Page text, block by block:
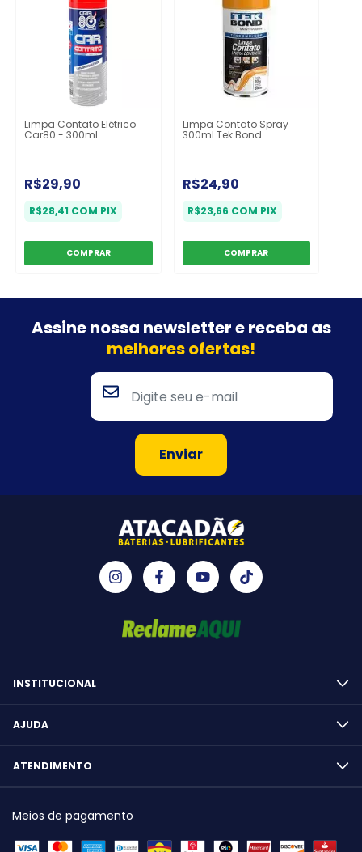
Limpa Contato Elétrico
Car80 - 300ml
R$29,90
R$28,41 COM PIX
Limpa Contato Spray
300ml Tek Bond
R$24,90
R$23,66 COM PIX
Assine nossa newsletter ereceba as
melhores ofertas!
INSTITUCIONAL
AJUDA
ATENDIMENTO
Meios de pagamento